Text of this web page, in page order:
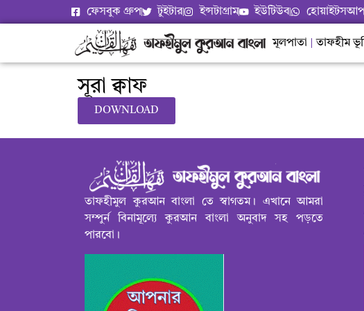
ফেসবুক গ্রুপ টুইটার ইন্সটাগ্রাম ইউটিউব
মূলপাতা তাফহীম
সূরা ক্বাফ
DOWNLOAD
তাফহীমুল কুরআন বাংলা তে স্বাগতম। এখানে আমরা
সম্পুর্ন বিনামূল্যে কুরআন বাংলা অনুবাদ সহ পড়তে
পারবো।